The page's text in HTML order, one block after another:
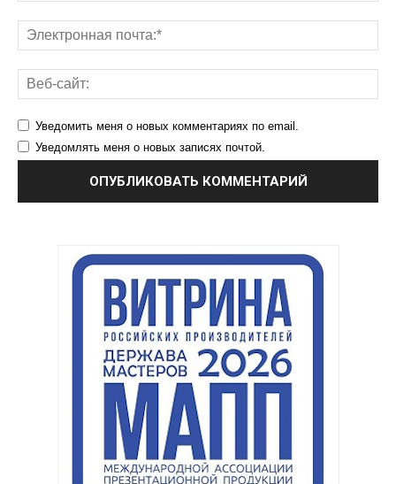
Уведомить меня о новых комментариях по email.
Уведомлять меня о новых записях почтой.